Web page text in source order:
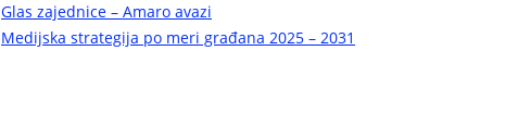
Glas zajednice – Amaro avazi
Medijska strategija po meri građana 2025 – 2031